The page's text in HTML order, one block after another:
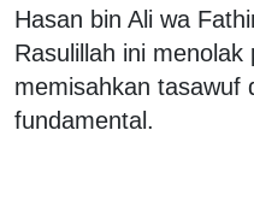
Hasan bin Ali wa
Rasulillah ini menolak
memisahkan tasawuf
fundamental.